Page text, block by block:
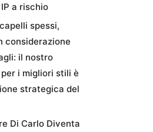
a rischio
spessi,
considerazione
il nostro
i migliori stili è
strategica del
Di Carlo Diventa